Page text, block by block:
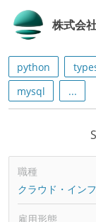
株式会
python
mysql
...
職種
クラウド・イン
雇用形態